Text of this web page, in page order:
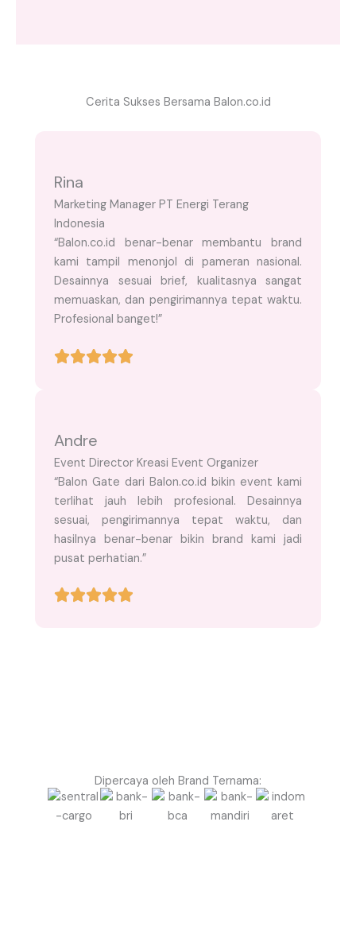
Cerita Sukses Bersama Balon.co.id
Rina
Marketing Manager PT Energi Terang
Indonesia
“Balon.co.id benar-benar membantu brand
kami tampil menonjol di pameran nasional.
Desainnya sesuai brief, kualitasnya sangat
memuaskan, dan pengirimannya tepat waktu.
Profesional banget!”
Andre
Event Director Kreasi Event Organizer
“Balon Gate dari Balon.co.id bikin event kami
terlihat jauh lebih profesional. Desainnya
sesuai, pengirimannya tepat waktu, dan
hasilnya benar-benar bikin brand kami jadi
pusat perhatian.”
Dipercaya oleh Brand Ternama: